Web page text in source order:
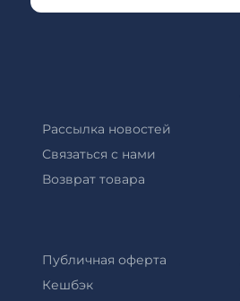
Рассылка новостей
Связаться с нами
Возврат товара
Публичная оферта
Кешбэк